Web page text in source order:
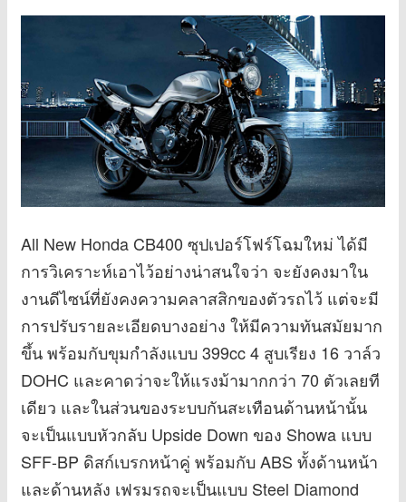
All New Honda CB400 ซุปเปอร์โฟร์โฉมใหม่ ได้มี
การวิเคราะห์เอาไว้อย่างน่าสนใจว่า จะยังคงมาใน
งานดีไซน์ที่ยังคงความคลาสสิกของตัวรถไว้ แต่จะมี
การปรับรายละเอียดบางอย่าง ให้มีความทันสมัยมาก
ขึ้น พร้อมกับขุมกำลังแบบ 399cc 4 สูบเรียง 16 วาล์ว
DOHC และคาดว่าจะให้แรงม้ามากกว่า 70 ตัวเลยที
เดียว และในส่วนของระบบกันสะเทือนด้านหน้านั้น
จะเป็นแบบหัวกลับ Upside Down ของ Showa แบบ
SFF-BP ดิสก์เบรกหน้าคู่ พร้อมกับ ABS ทั้งด้านหน้า
และด้านหลัง เฟรมรถจะเป็นแบบ Steel Diamond